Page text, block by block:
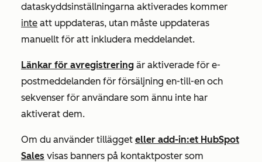
dataskyddsinställningarna aktiverades kommer
inte att uppdateras, utan måste uppdateras
manuellt för att inkludera meddelandet.
Länkar för avregistrering är aktiverade för e-
postmeddelanden för försäljning en-till-en och
sekvenser för användare som ännu inte har
aktiverat dem.
Om du använder tillägget eller add-in:et HubSpot
Sales visas banners på kontaktposter som